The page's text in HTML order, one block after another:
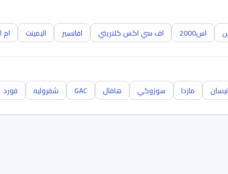
اس2000 اف سي اكس كلاريتي افانسير اليمينت ام
نيسان مازدا سوزوكي هافال GAC شفروليه فورد